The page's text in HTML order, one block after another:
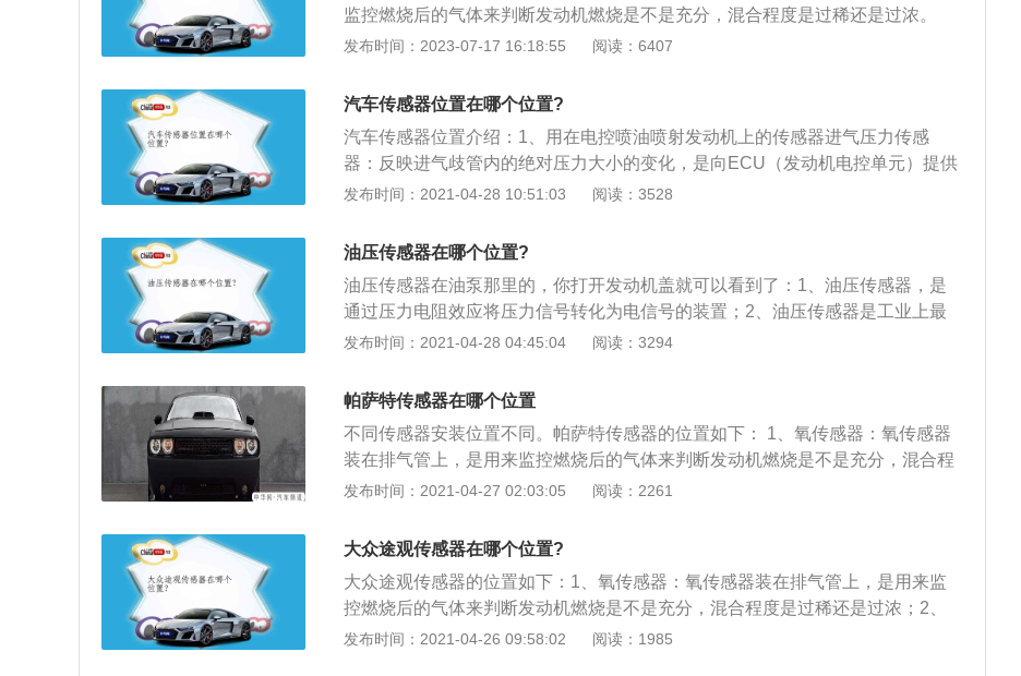
监控燃烧后的气体来判断发动机燃烧是不是充分，混合程度是过稀还是过浓。
2、轮速传感器：在前轮刹车盘，它主要是收集汽车的转速来判断汽车有没有打
号，当低温时增加喷油量。4、进气压力传感器：一般安装在节气门边上，进气
压力传感器顾名思义就是随着发动机不同的转速负荷，感应一系列的电阻和压力
变化，转换成电压信号，供ECU修正喷油量和点火正时角度。假如故障了会引起
点火困难、怠速不稳、加速无力等问题。
发布时间：2023-07-17 16:18:55 阅读：6407
汽车传感器位置在哪个位置?
汽车传感器位置介绍：1、用在电控喷油喷射发动机上的传感器进气压力传感
器：反映进气歧管内的绝对压力大小的变化，是向ECU（发动机电控单元）提供
计算喷油持续时间的基准信号；2、用在底盘控制方面的传感器这些传感器主要
轴转速传感器、压力传感器等，方向器有转角传感器、转矩传感器、液压传感
器；3、车用传感器是汽车计算机系统的输入装置，它把汽车运行中各种工况信
息，如车速、各种介质的温度、发动机运转工况等，转化成电信号输给计算机，
以便发动机处于最佳工作状态。
发布时间：2021-04-28 10:51:03 阅读：3528
油压传感器在哪个位置?
油压传感器在油泵那里的，你打开发动机盖就可以看到了：1、油压传感器，是
通过压力电阻效应将压力信号转化为电信号的装置；2、油压传感器是工业上最
常用的传感器，广泛应用于各种工业自控环境，涉及水利水电、工程机械、航空
部分，用于压力的测量和控制，可以对压力的测量进行准确的处理，并将测试结
果及时传递给后续的显示或控制。
发布时间：2021-04-28 04:45:04 阅读：3294
帕萨特传感器在哪个位置
不同传感器安装位置不同。帕萨特传感器的位置如下： 1、氧传感器：氧传感器
装在排气管上，是用来监控燃烧后的气体来判断发动机燃烧是不是充分，混合程
度是过稀还是过浓； 2、轮速传感器：轮速传感器一般在前轮刹车盘，它主要是
速的传感器来完成这项工作，一般安装在每个车轮的轮毂上，而一旦传感器损
坏，abs会失效；3、水温传感器：水温传感器般安在节温器旁边，将冷却水温度
转换为电信号，当低温时增加喷油量或者增大点火提前角，高温时防爆燃，推迟
点火提前角； 4、进气压力传感器：一般安装在节气门边上，进气压力传感器顾
名思义就是随着发动机不同的转速负荷，感应一系列的电阻和压力变化，转换成
发布时间：2021-04-27 02:03:05 阅读：2261
大众途观传感器在哪个位置?
大众途观传感器的位置如下：1、氧传感器：氧传感器装在排气管上，是用来监
控燃烧后的气体来判断发动机燃烧是不是充分，混合程度是过稀还是过浓；2、
轮速传感器：轮速传感器一般在前轮刹车盘，它主要是收集汽车的转速来判断汽
发布时间：2021-04-26 09:58:02 阅读：1985